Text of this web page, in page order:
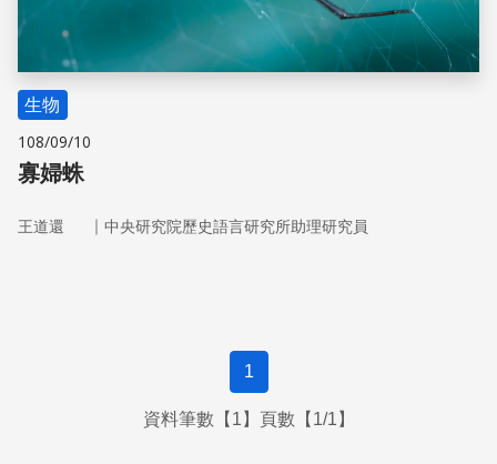
生物
108/09/10
寡婦蛛
王道還 ｜ 中央研究院歷史語言研究所助理研究員
1
資料筆數【1】頁數【1/1】